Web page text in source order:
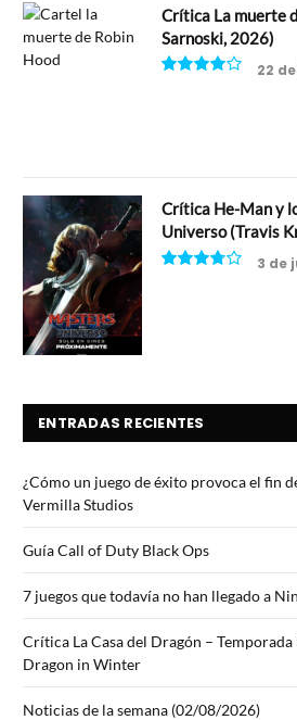
Crítica La muerte
Sarnoski, 2026)
22
Crítica He-Man y
Universo (Travis
3 de
ENTRADAS RECIENTES
¿Cómo un juego de éxito provoca el fin
Vermilla Studios
Guía Call of Duty Black Ops
7 juegos que todavía no han llegado a
Crítica La Casa del Dragón –
Dragon in Winter
Noticias de la semana (02/08/2026)